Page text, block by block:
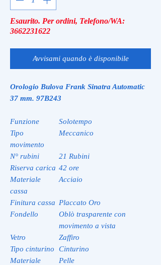
Esaurito. Per ordini, Telefono/WA:
3662231622
Avvisami quando è disponibile
Orologio Bulova Frank Sinatra Automatic
37 mm. 97B243
Funzione
Solotempo
Tipo
movimento
Meccanico
N° rubini
21 Rubini
Riserva carica 42 ore
Materiale
cassa
Acciaio
Finitura cassa Placcato Oro
Fondello
Oblò trasparente con
movimento a vista
Vetro
Zaffiro
Tipo cinturino
Cinturino
Materiale
Pelle